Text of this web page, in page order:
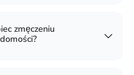
zmęczeniu